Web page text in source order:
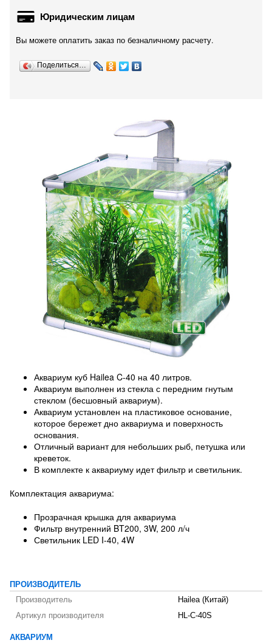
Юридическим лицам
Вы можете оплатить заказ по безналичному расчету.
Поделиться…
Аквариум куб Hailea C-40 на 40 литров.
Аквариум выполнен из стекла с передним гнутым
стеклом (бесшовный аквариум).
Аквариум установлен на пластиковое основание,
которое бережет дно аквариума и поверхность
основания.
Отличный вариант для небольших рыб, петушка или
креветок.
В комплекте к аквариуму идет фильтр и светильник.
Комплектация аквариума:
Прозрачная крышка для аквариума
Фильтр внутренний BT200, 3W, 200 л/ч
Светильник LED I-40, 4W
ПРОИЗВОДИТЕЛЬ
Производитель
Hailea (Китай)
Артикул производителя
HL-C-40S
АКВАРИУМ